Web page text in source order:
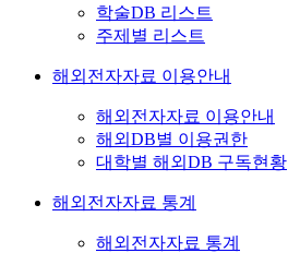
학술DB 리스트
주제별 리스트
해외전자자료 이용안내
해외전자자료 이용안내
해외DB별 이용권한
대학별 해외DB 구독현황
해외전자자료 통계
해외전자자료 통계